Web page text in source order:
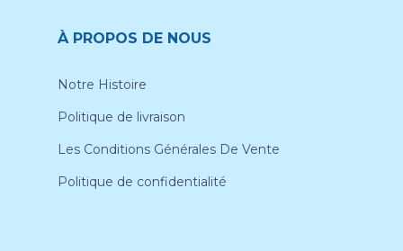
À PROPOS DE NOUS
Notre Histoire
Politique de livraison
Les Conditions Générales De Vente
Politique de confidentialité